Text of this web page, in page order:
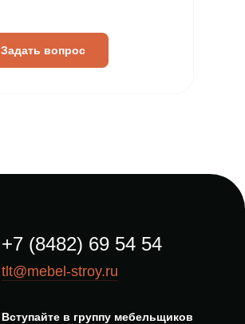
Задать вопрос
+7 (8482) 69 54 54
tlt@mebel-stroy.ru
Вступайте в группу мебельщиков